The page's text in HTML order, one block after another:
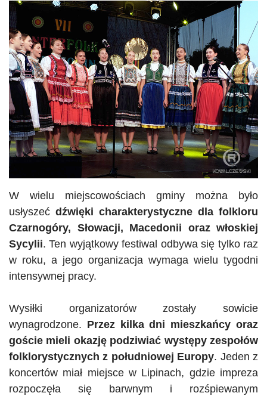
W wielu miejscowościach gminy można było
usłyszeć dźwięki charakterystyczne dla folkloru
Czarnogóry, Słowacji, Macedonii oraz włoskiej
Sycylii. Ten wyjątkowy festiwal odbywa się tylko raz
w roku, a jego organizacja wymaga wielu tygodni
intensywnej pracy.
Wysiłki organizatorów zostały sowicie
wynagrodzone. Przez kilka dni mieszkańcy oraz
goście mieli okazję podziwiać występy zespołów
folklorystycznych z południowej Europy. Jeden z
koncertów miał miejsce w Lipinach, gdzie impreza
rozpoczęła się barwnym i rozśpiewanym